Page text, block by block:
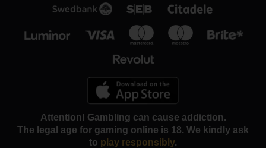
Attention! Gambling can cause addiction.
The legal age for gaming online is 18. We kindly ask
to play responsibly.